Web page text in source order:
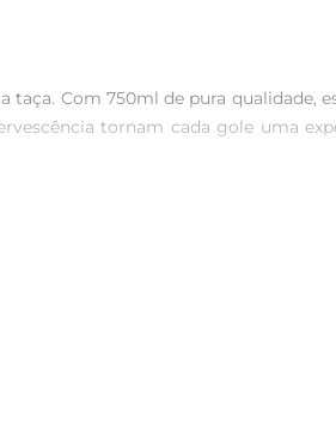
Com 750ml de pura qualidade,
tornam cada gole uma